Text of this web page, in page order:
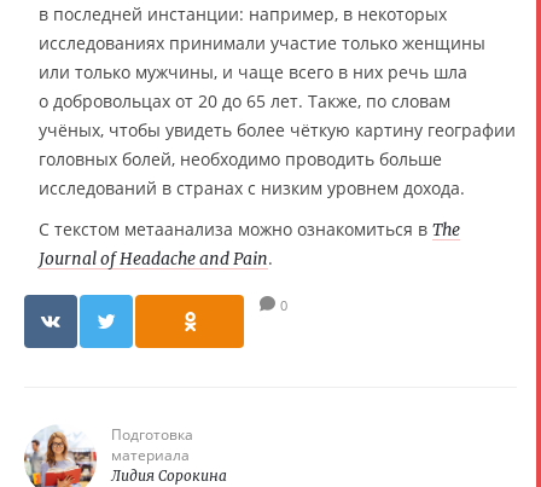
в последней инстанции: например, в некоторых
исследованиях принимали участие только женщины
или только мужчины, и чаще всего в них речь шла
о добровольцах от 20 до 65 лет. Также, по словам
учёных, чтобы увидеть более чёткую картину географии
головных болей, необходимо проводить больше
исследований в странах с низким уровнем дохода.
С текстом метаанализа можно ознакомиться в The
Journal of Headache and Pain.
0
Подготовка
материала
Лидия Сорокина